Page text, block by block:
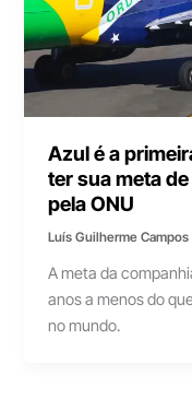
Azul é a
ter sua meta
pela ONU
Luís Guilherme
A meta da
anos a menos do
no mundo.